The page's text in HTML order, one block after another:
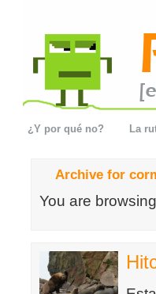
¿Y por qué no? La
Archive for
You are